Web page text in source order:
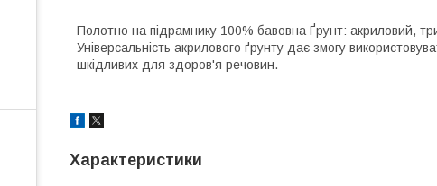
Полотно на підрамнику 100% бавовна Ґрунт: акриловий,
Універсальність акрилового ґрунту дає змогу
шкідливих для здоров'я речовин.
Характеристики